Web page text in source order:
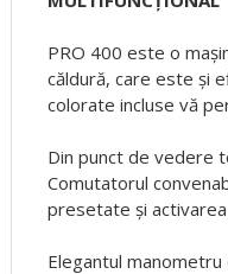
PRO 400 este o
căldură, care este și
colorate incluse vă
Din punct de vedere
Comutatorul
presetate și
Elegantul